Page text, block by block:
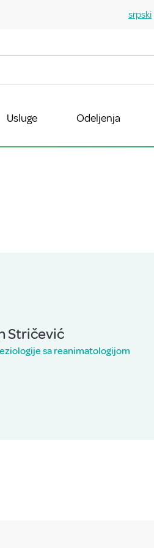
srpski
Usluge Odeljenja
Stričević
sa reanimatologijom